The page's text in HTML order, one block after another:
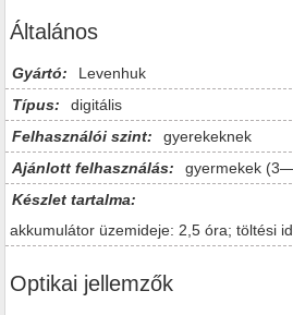
Általános
Gyártó:
Levenhuk
Típus:
digitális
Felhasználói szint:
gyerekeknek
Ajánlott felhasználás:
gyermekek
Készlet tartalma:
akkumulátor üzemideje: 2,5 óra; töltési
Optikai jellemzők